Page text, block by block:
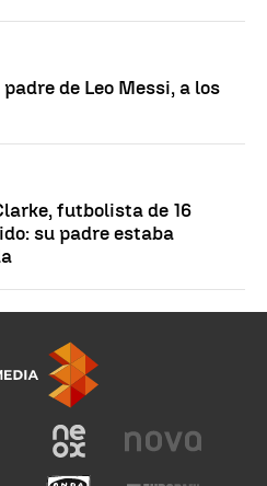
de Leo Messi, a los
futbolista de 16
su padre estaba